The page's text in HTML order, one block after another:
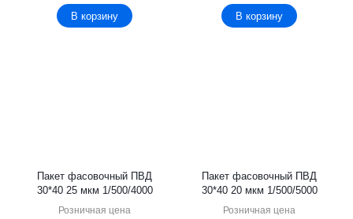
В корзину В корзину
Пакет фасовочный ПВД
30*40 25 мкм 1/500/4000
Розничная цена
Пакет фасовочный ПВД
30*40 20 мкм 1/500/5000
Розничная цена